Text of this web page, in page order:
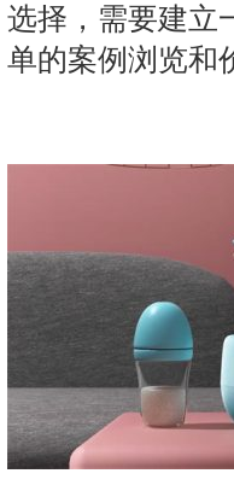
选择，需要建立
单的案例浏览和